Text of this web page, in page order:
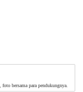
bersama para pendukungnya.